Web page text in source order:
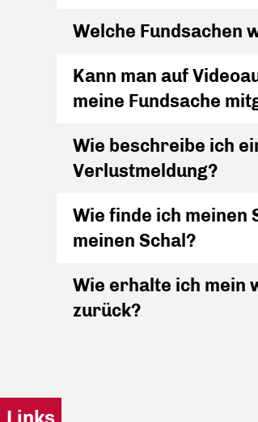
Welche Fundsachen
Kann man auf
meine Fundsache
Wie beschreibe ich
Verlustmeldung?
Wie finde ich meinen
meinen Schal?
Wie erhalte ich mein
zurück?